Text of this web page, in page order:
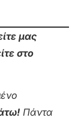
μας
στο
Πάντα